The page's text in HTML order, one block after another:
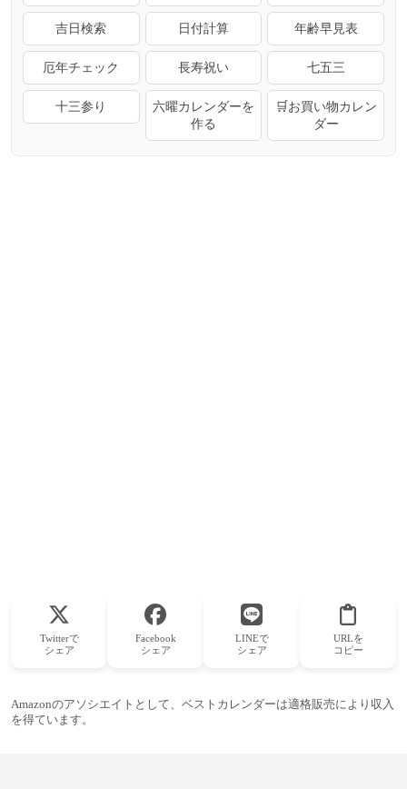
吉日検索 日付計算 年齢早見表
厄年チェック 長寿祝い 七五三
十三参り
六曜カレンダーを
作る
🛒お買い物カレン
ダー
Twitterで
シェア
Facebook
シェア
LINEで
シェア
URLを
コピー
Amazonのアソシエイトとして、ベストカレンダーは適格販売により収入
を得ています。